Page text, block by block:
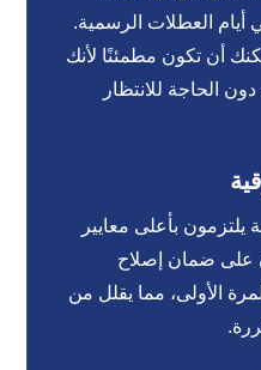
العطلات الرسمية.
ساعة، يمكنك أن تكون مطمئنًا لأنك
الحاجة للانتظار
المتاحون 24 ساعة يلتزمون بأعلى معايير
على ضمان إصلاح
الأولى، مما يقلل من